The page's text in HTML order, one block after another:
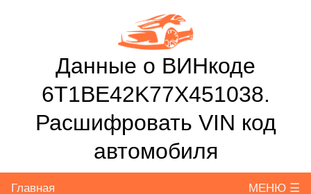
Данные о ВИНкоде
6T1BE42K77X451038.
Расшифровать VIN код
автомобиля
Главная МЕНЮ ☰